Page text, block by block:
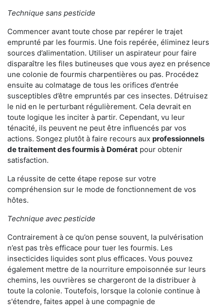
Technique sans pesticide
Commencer avant toute chose par repérer le trajet
emprunté par les fourmis. Une fois repérée, éliminez leurs
sources d’alimentation. Utiliser un aspirateur pour faire
disparaître les files butineuses que vous ayez en présence
une colonie de fourmis charpentières ou pas. Procédez
ensuite au colmatage de tous les orifices d’entrée
susceptibles d’être empruntés par ces insectes. Détruisez
le nid en le perturbant régulièrement. Cela devrait en
toute logique les inciter à partir. Cependant, vu leur
ténacité, ils peuvent ne peut être influencés par vos
actions. Songez plutôt à faire recours aux professionnels
de traitement des fourmis à Domérat pour obtenir
satisfaction.
La réussite de cette étape repose sur votre
compréhension sur le mode de fonctionnement de vos
hôtes.
Technique avec pesticide
Contrairement à ce qu’on pense souvent, la pulvérisation
n’est pas très efficace pour tuer les fourmis. Les
insecticides liquides sont plus efficaces. Vous pouvez
également mettre de la nourriture empoisonnée sur leurs
chemins, les ouvrières se chargeront de la distribuer à
toute la colonie. Toutefois, lorsque la colonie continue à
s'étendre, faites appel à une compagnie de